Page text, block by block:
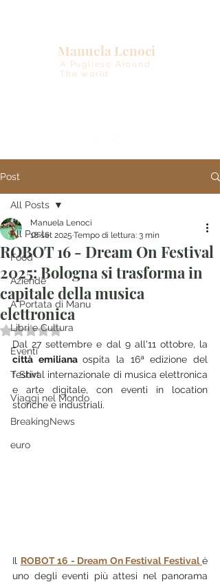
A Pugliese Around
The world
Manuela Lenoci
Post
All Posts
Food
Aziende
A Portata di Manu
Libri e Cultura
Eventi
T Shirt
Viaggi nel Mondo
BreakingNews
euro
All Posts
ROBOT 16 - Dream On Festival
2025: Bologna si trasforma in
capitale della musica
elettronica
Manuela Lenoci
18 set 2025 Tempo di lettura: 3 min
Valutazione NaN stelle su 5.
città emiliana ospita la 16ª edizione del
festival internazionale di musica elettronica
e arte digitale, con eventi in location
storiche e industriali.
Il ROBOT 16 - Dream On Festival Festival è
uno degli eventi più attesi nel panorama